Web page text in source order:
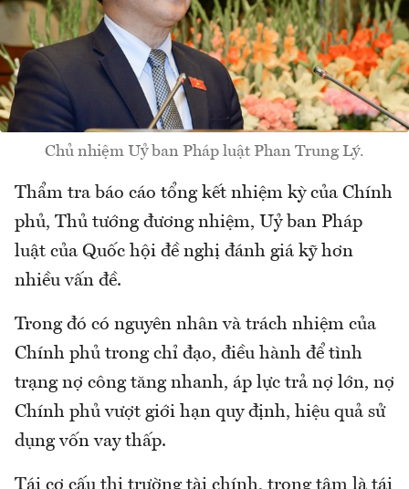
Chủ nhiệm Uỷ ban Pháp luật Phan Trung Lý.
Thẩm tra báo cáo tổng kết nhiệm kỳ của Chính
phủ, Thủ tướng đương nhiệm, Uỷ ban Pháp
luật của Quốc hội đề nghị đánh giá kỹ hơn
nhiều vấn đề.
Trong đó có nguyên nhân và trách nhiệm của
Chính phủ trong chỉ đạo, điều hành để tình
trạng nợ công tăng nhanh, áp lực trả nợ lớn, nợ
Chính phủ vượt giới hạn quy định, hiệu quả sử
dụng vốn vay thấp.